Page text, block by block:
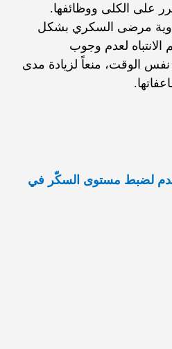
على الكلى ووظائفها.
مرضى السكري بشكل
لعدم وجوب
الوقت، منعاً لزيادة مدى
لضبط مستوى السكّر في